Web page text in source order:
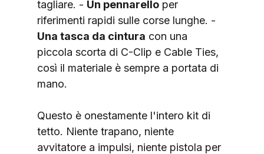
tagliare. - Un pennarello per
riferimenti rapidi sulle corse lunghe. -
Una tasca da cintura con una
piccola scorta di C-Clip e Cable Ties,
così il materiale è sempre a portata di
mano.
Questo è onestamente l'intero kit di
tetto. Niente trapano, niente
avvitatore a impulsi, niente pistola per